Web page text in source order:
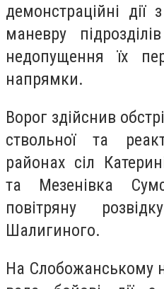
демонстраційні
маневру
недопущення їх
напрямки.
Ворог здійснив
ствольної та
районах сіл
та Мезенівка
повітряну
Шалигиного.
На Слобожанському